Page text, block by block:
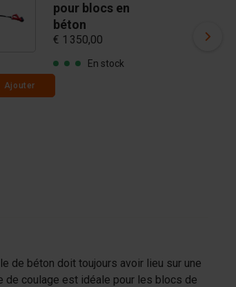
pour blocs en
béton
€ 1 350,00
En stock
Ajouter
de béton doit toujours avoir lieu sur une
de coulage est idéale pour les blocs de